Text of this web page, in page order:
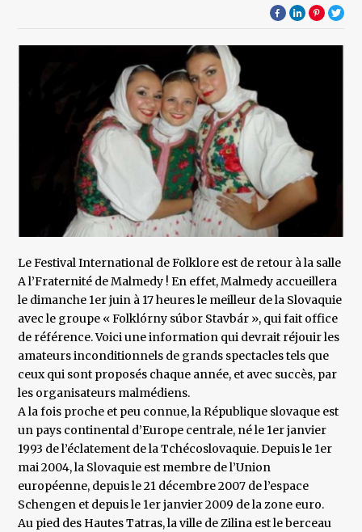
Le Festival International de Folklore est de retour à la salle
A l’Fraternité de Malmedy ! En effet, Malmedy accueillera
le dimanche 1er juin à 17 heures le meilleur de la Slovaquie
avec le groupe « Folklórny súbor Stavbár », qui fait office
de référence. Voici une information qui devrait réjouir les
amateurs inconditionnels de grands spectacles tels que
ceux qui sont proposés chaque année, et avec succès, par
les organisateurs malmédiens.
A la fois proche et peu connue, la République slovaque est
un pays continental d’Europe centrale, né le 1er janvier
1993 de l’éclatement de la Tchécoslovaquie. Depuis le 1er
mai 2004, la Slovaquie est membre de l’Union
européenne, depuis le 21 décembre 2007 de l’espace
Schengen et depuis le 1er janvier 2009 de la zone euro.
Au pied des Hautes Tatras, la ville de Zilina est le berceau